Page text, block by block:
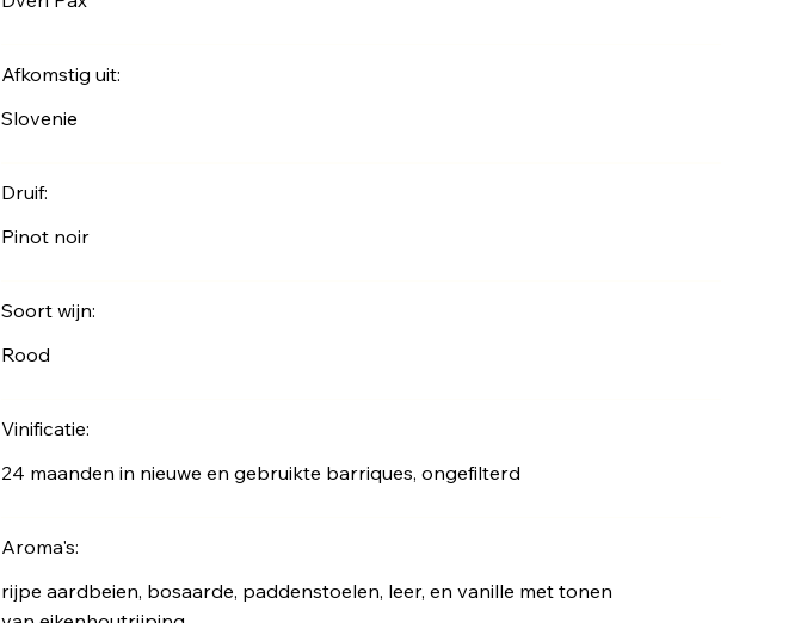
Afkomstig uit:
Slovenie
Druif:
Pinot noir
Soort wijn:
Rood
Vinificatie:
24 maanden in nieuwe en gebruikte barriques, ongefilterd
Aroma's:
rijpe aardbeien, bosaarde, paddenstoelen, leer, en vanille met tonen